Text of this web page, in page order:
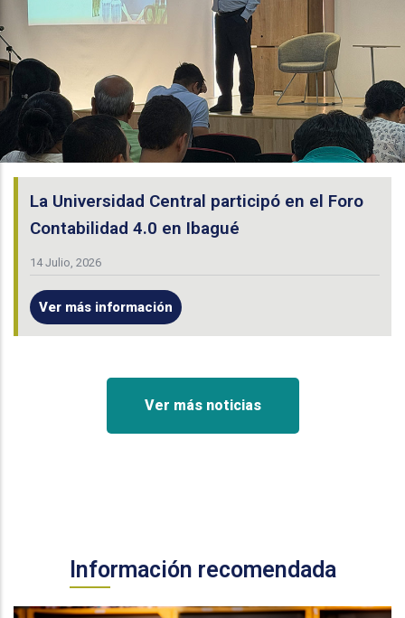
La Universidad Central participó en el Foro
Contabilidad 4.0 en Ibagué
14 Julio, 2026
Ver más información
Ver más noticias
Información recomendada